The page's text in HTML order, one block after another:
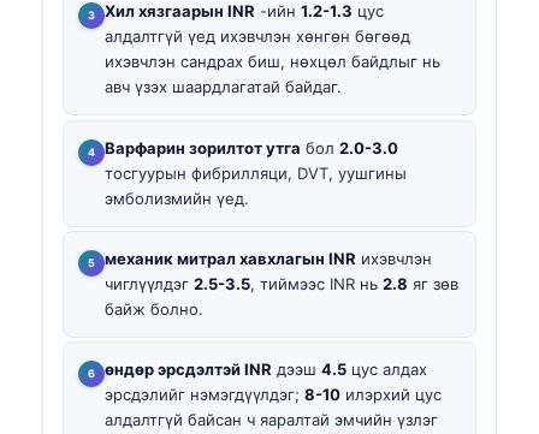
Хил хязгаарын INR -ийн 1.2-1.3 цус
алдалтгүй үед ихэвчлэн хөнгөн бөгөөд
ихэвчлэн сандрах биш, нөхцөл байдлыг нь
авч үзэх шаардлагатай байдаг.
Варфарин зорилтот утга бол 2.0-3.0
тосгуурын фибрилляци, DVT, уушгины
эмболизмийн үед.
механик митрал хавхлагын INR ихэвчлэн
чиглүүлдэг 2.5-3.5, тиймээс INR нь 2.8 яг зөв
байж болно.
өндөр эрсдэлтэй INR дээш 4.5 цус алдах
эрсдэлийг нэмэгдүүлдэг; 8-10 илэрхий цус
алдалтгүй байсан ч яаралтай эмчийн үзлэг